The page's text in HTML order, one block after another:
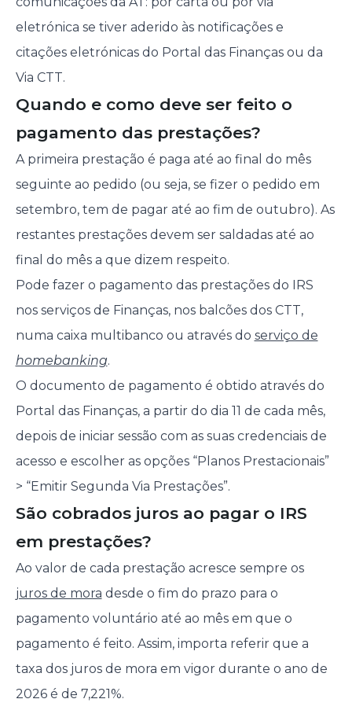
eletrónica se tiver aderido às notificações e
citações eletrónicas do Portal das Finanças ou da
Via CTT.
Quando e como deve ser feito o
pagamento das prestações?
A primeira prestação é paga até ao final do mês
seguinte ao pedido (ou seja, se fizer o pedido em
setembro, tem de pagar até ao fim de outubro). As
restantes prestações devem ser saldadas até ao
final do mês a que dizem respeito.
Pode fazer o pagamento das prestações do IRS
nos serviços de Finanças, nos balcões dos CTT,
numa caixa multibanco ou através do serviço de
homebanking.
O documento de pagamento é obtido através do
Portal das Finanças, a partir do dia 11 de cada mês,
depois de iniciar sessão com as suas credenciais de
acesso e escolher as opções “Planos Prestacionais”
> “Emitir Segunda Via Prestações”.
São cobrados juros ao pagar o IRS
em prestações?
Ao valor de cada prestação acresce sempre os
juros de mora desde o fim do prazo para o
pagamento voluntário até ao mês em que o
pagamento é feito. Assim, importa referir que a
taxa dos juros de mora em vigor durante o ano de
2026 é de 7,221%.